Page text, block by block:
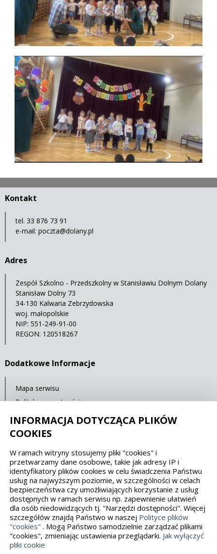
Kontakt
tel. 33 876 73 91
e-mail: poczta@dolany.pl
Adres
Zespół Szkolno - Przedszkolny w Stanisławiu Dolnym Dolany
Stanisław Dolny 73
34-130 Kalwaria Zebrzydowska
woj. małopolskie
NIP: 551-249-91-00
REGON: 120518267
Dodatkowe Informacje
Mapa serwisu
Polityka prywatności
Deklaracja dostępności
Spełniamy standardy dostępności oraz W3C
WCAG 2.1 SECTION 508 EAA/EN 301549
IS 5568
INFORMACJA DOTYCZĄCA PLIKÓW
COOKIES
W ramach witryny stosujemy pliki "cookies" i
przetwarzamy dane osobowe, takie jak adresy IP i
identyfikatory plików cookies w celu świadczenia Państwu
usług na najwyższym poziomie, w szczególności w celach
bezpieczeństwa czy umożliwiających korzystanie z usług
dostępnych w ramach serwisu np. zapewnienie ułatwień
dla osób niedowidzących tj. "Narzędzi dostępności". Więcej
szczegółów znajdą Państwo w naszej Polityce plików
"cookies" . Mogą Państwo samodzielnie zarządzać plikami
"cookies", zmieniając ustawienia przeglądarki. Jak wyłączyć
pliki cookie